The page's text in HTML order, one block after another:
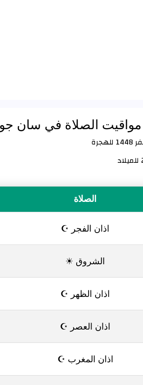
الصلاة في سان
الصلاة
اذان الفجر ☪
الشروق ☀
اذان الظهر ☪
اذان العصر ☪
اذان المغرب ☪